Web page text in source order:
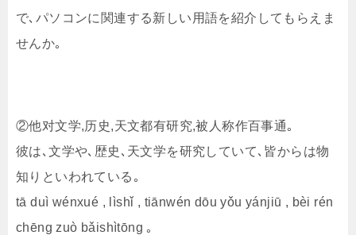
で､パソコンに関連する新しい用語を紹介してもらえま
せんか｡
②他对文学,历史,天文都有研究,被人称作百事通｡
彼は､文学や､歴史､天文学を研究していて､皆からは物
知りといわれている｡
tā duì wénxué , lìshǐ , tiānwén dōu yǒu yánjiū , bèi rén
chēng zuò bǎishìtōng ｡